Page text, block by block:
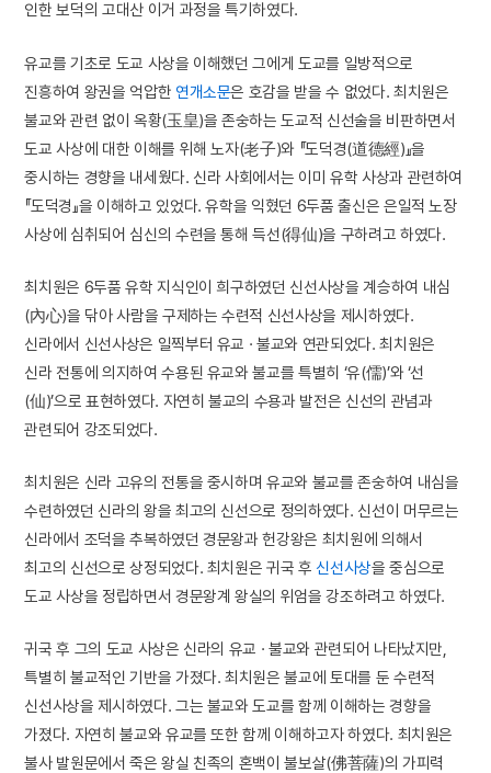
인한 보덕의 고대산 이거 과정을 특기하였다.
유교를 기초로 도교 사상을 이해했던 그에게 도교를 일방적으로
진흥하여 왕권을 억압한 연개소문은 호감을 받을 수 없었다. 최치원은
불교와 관련 없이 옥황(玉皇)을 존숭하는 도교적 신선술을 비판하면서
도교 사상에 대한 이해를 위해 노자(老子)와 『도덕경(道德經)』을
중시하는 경향을 내세웠다. 신라 사회에서는 이미 유학 사상과 관련하여
『도덕경』을 이해하고 있었다. 유학을 익혔던 6두품 출신은 은일적 노장
사상에 심취되어 심신의 수련을 통해 득선(得仙)을 구하려고 하였다.
최치원은 6두품 유학 지식인이 희구하였던 신선사상을 계승하여 내심
(內心)을 닦아 사람을 구제하는 수련적 신선사상을 제시하였다.
신라에서 신선사상은 일찍부터 유교 · 불교와 연관되었다. 최치원은
신라 전통에 의지하여 수용된 유교와 불교를 특별히 ‘유(儒)’와 ‘선
(仙)’으로 표현하였다. 자연히 불교의 수용과 발전은 신선의 관념과
관련되어 강조되었다.
최치원은 신라 고유의 전통을 중시하며 유교와 불교를 존숭하여 내심을
수련하였던 신라의 왕을 최고의 신선으로 정의하였다. 신선이 머무르는
신라에서 조덕을 추복하였던 경문왕과 헌강왕은 최치원에 의해서
최고의 신선으로 상정되었다. 최치원은 귀국 후 신선사상을 중심으로
도교 사상을 정립하면서 경문왕계 왕실의 위엄을 강조하려고 하였다.
귀국 후 그의 도교 사상은 신라의 유교 · 불교와 관련되어 나타났지만,
특별히 불교적인 기반을 가졌다. 최치원은 불교에 토대를 둔 수련적
신선사상을 제시하였다. 그는 불교와 도교를 함께 이해하는 경향을
가졌다. 자연히 불교와 유교를 또한 함께 이해하고자 하였다. 최치원은
불사 발원문에서 죽은 왕실 친족의 혼백이 불보살(佛菩薩)의 가피력